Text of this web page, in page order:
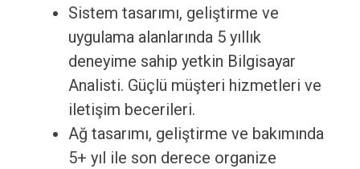
Sistem tasarımı, geliştirme ve
uygulama alanlarında 5 yıllık
deneyime sahip yetkin Bilgisayar
Analisti. Güçlü müşteri hizmetleri ve
iletişim becerileri.
Ağ tasarımı, geliştirme ve bakımında
5+ yıl ile son derece organize